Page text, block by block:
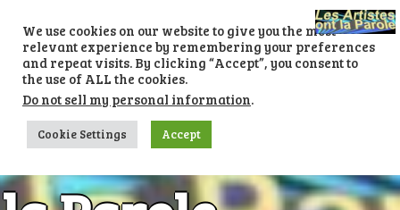
content
Les Artistes ont
We use cookies on our website to give you the most
relevant experience by remembering your preferences
and repeat visits. By clicking “Accept”, you consent to
the use of ALL the cookies.
Do not sell my personal information.
Cookie Settings Accept